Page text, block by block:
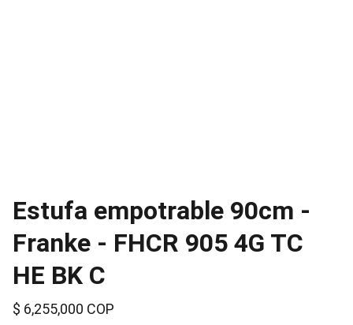
Estufa empotrable 90cm -
Franke - FHCR 905 4G TC
HE BK C
$ 6,255,000 COP